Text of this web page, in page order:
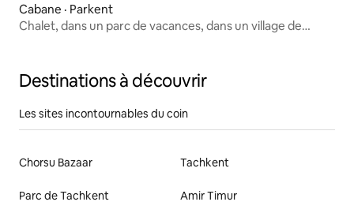
Cabane · Parkent
Chalet, dans un parc de vacances, dans un village de
Destinations à découvrir
Les sites incontournables du coin
Chorsu Bazaar Tachkent
Parc de Tachkent Amir Timur